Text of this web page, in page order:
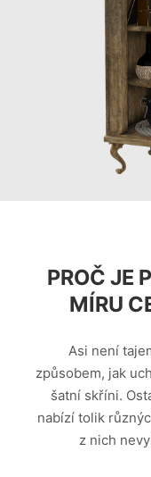
PROČ JE
MÍRU
Asi není
způsobem, jak
šatní skříni.
nabízí tolik
z nich